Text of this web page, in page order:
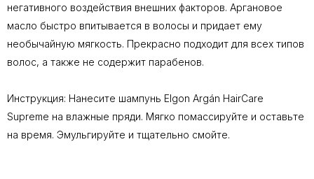
негативного воздействия внешних факторов. Аргановое
масло быстро впитывается в волосы и придает ему
необычайную мягкость. Прекрасно подходит для всех типов
волос, а также не содержит парабенов.
Инструкция: Нанесите шампунь Elgon Argán HairCare
Supreme на влажные пряди. Мягко помассируйте и оставьте
на время. Эмульгируйте и тщательно смойте.